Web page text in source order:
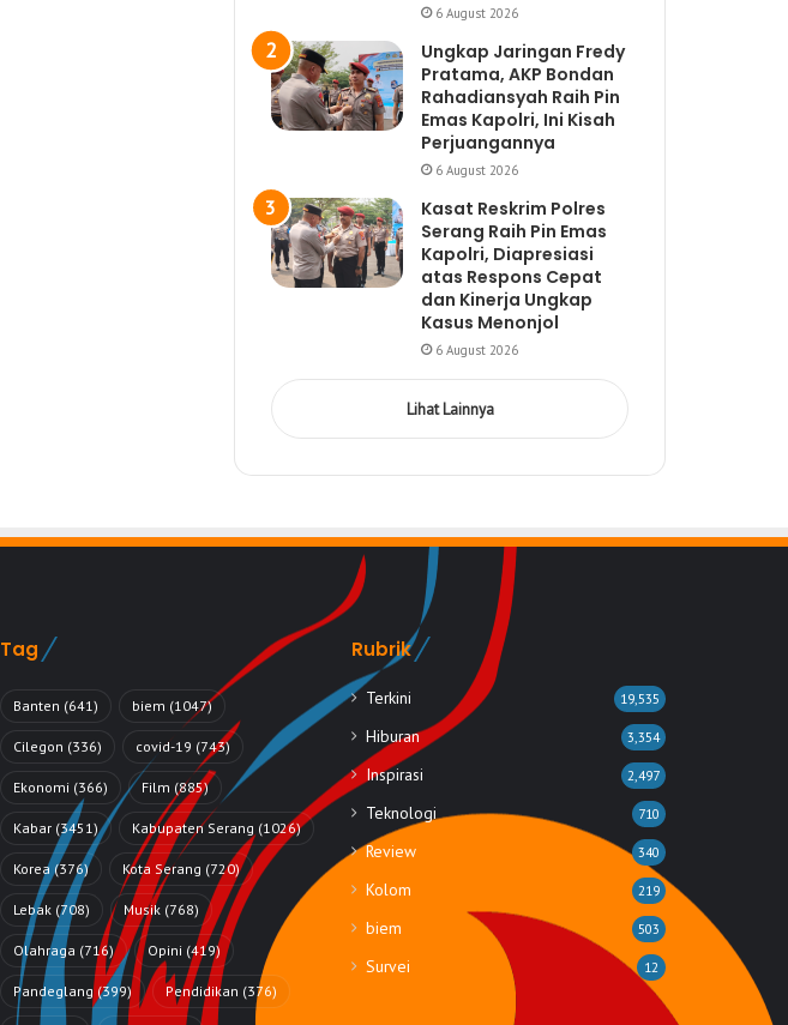
6 August 2026
Ungkap Jaringan Fredy
Pratama, AKP Bondan
Rahadiansyah Raih Pin
Emas Kapolri, Ini Kisah
Perjuangannya
6 August 2026
Kasat Reskrim Polres
Serang Raih Pin Emas
Kapolri, Diapresiasi
atas Respons Cepat
dan Kinerja Ungkap
Kasus Menonjol
6 August 2026
Lihat Lainnya
Tag
Banten (641) biem (1047)
Cilegon (336) covid-19 (743)
Ekonomi (366) Film (885)
Kabar (3451) Kabupaten Serang (1026)
Korea (376) Kota Serang (720)
Lebak (708) Musik (768)
Olahraga (716) Opini (419)
Pandeglang(399) Pendidikan (376)
Rubrik
Terkini 19,535
Hiburan 3,354
Inspirasi 2,497
Teknologi 710
Review 340
Kolom 219
biem 503
Survei 12